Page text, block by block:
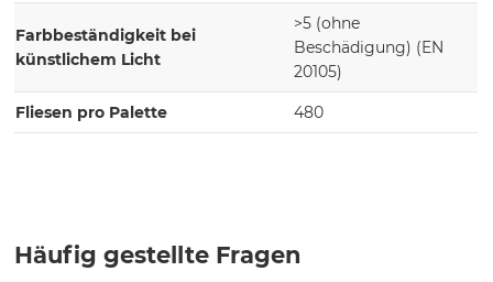
Farbbeständigkeit bei
künstlichem Licht
>5 (ohne
Beschädigung) (EN
20105)
Fliesen pro Palette 480
Häufig gestellte Fragen